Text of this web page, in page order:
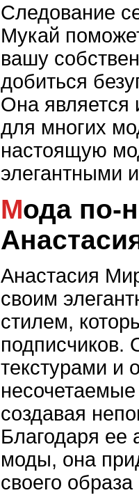
Следование
Мукай
вашу
добиться
Она является
для многих
настоящую
элегантными
Мода по-новому: блогерша
Анастасия
своим
стилем,
подписчиков.
текстурами и
создавая
Благодаря ее
моды, она
своего